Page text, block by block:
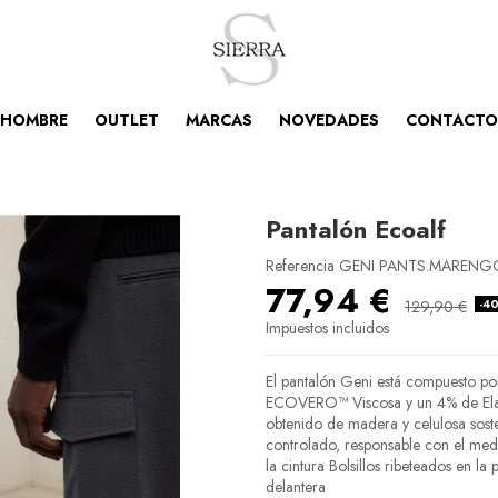
HOMBRE OUTLET MARCAS NOVEDADES CONTACTO
Pantalón Ecoalf
Referencia GENI
77,94 € 129,90 € -
Impuestos incluidos
El pantalón Geni está compuesto
ECOVERO™ Viscosa y un 4% de
obtenido de madera y celulosa
controlado, responsable con el
la cintura Bolsillos ribeteados en la
delantera